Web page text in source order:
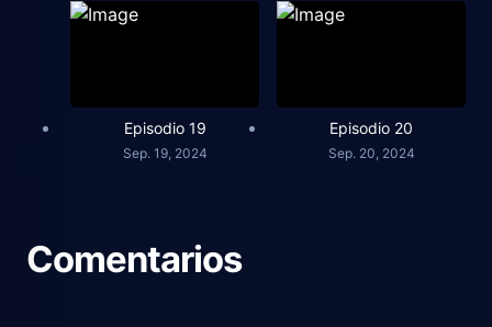
Episodio 19
Sep. 19, 2024
Episodio 20
Sep. 20, 2024
Comentarios